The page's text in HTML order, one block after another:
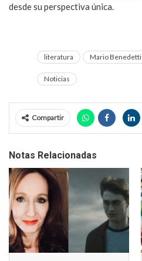
desde su perspectiva única.
literatura Mario Benedetti
Noticias
Compartir
Notas Relacionadas